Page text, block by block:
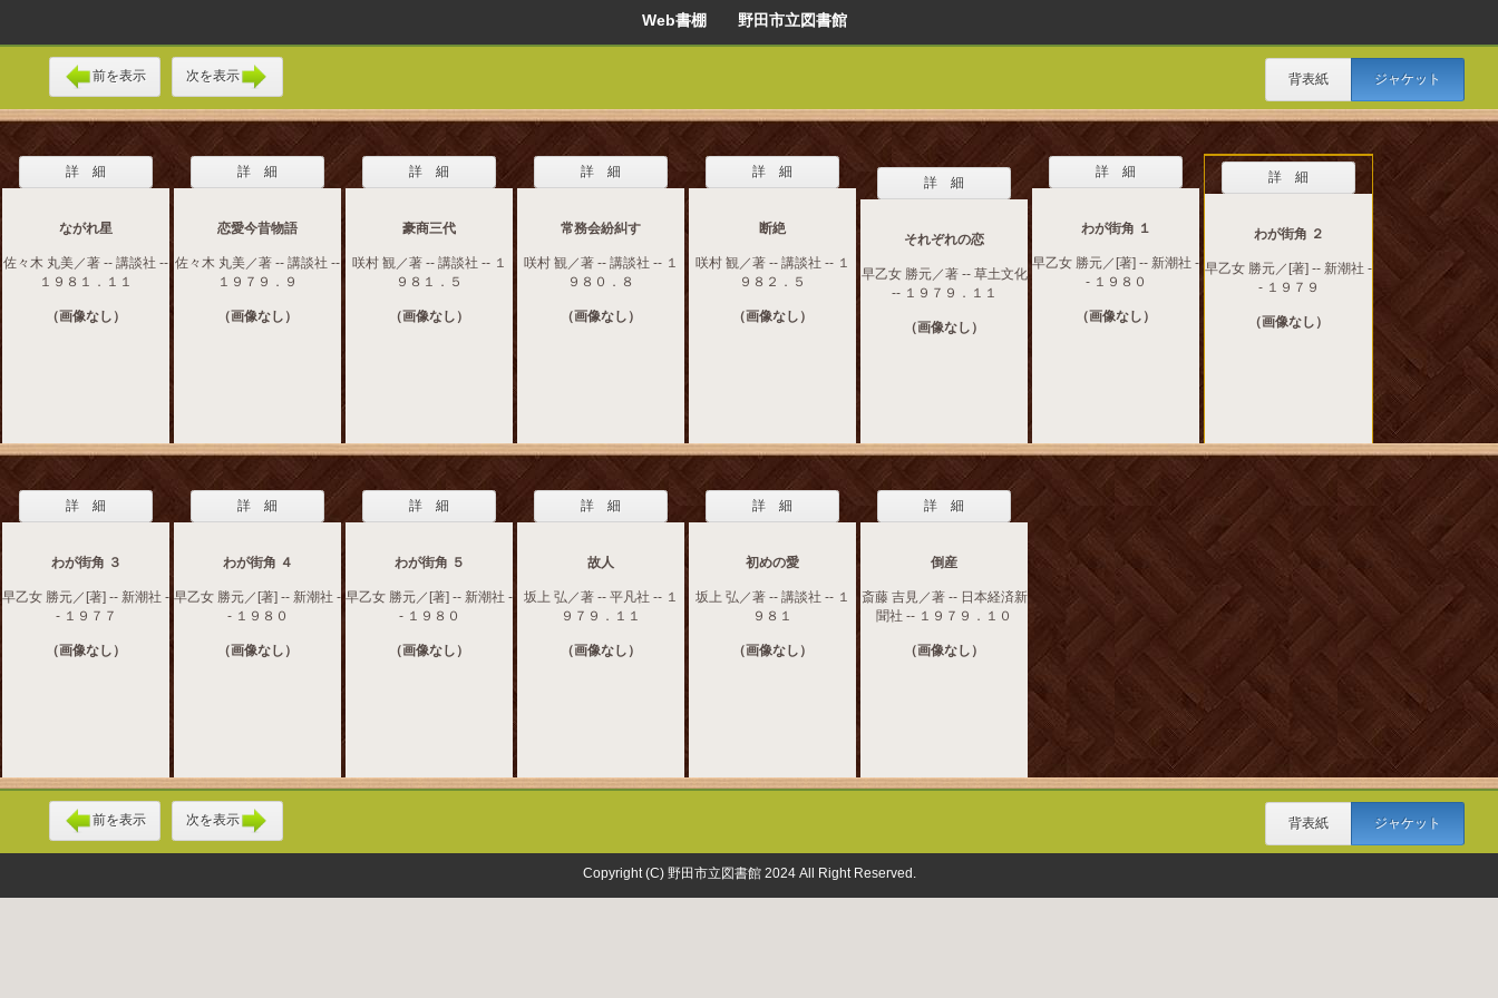
Web書棚 野田市立図書館
前を表示 次を表示 背表紙 ジャケット
詳 細
ながれ星
佐々木 丸美／著 -- 講談社 --
１９８１．１１
（画像なし）
詳 細
恋愛今昔物語
佐々木 丸美／著 -- 講談社 --
１９７９．９
（画像なし）
詳 細
豪商三代
咲村 観／著 -- 講談社 -- １
９８１．５
（画像なし）
詳 細
常務会紛糾す
咲村 観／著 -- 講談社 -- １
９８０．８
（画像なし）
詳 細
断絶
咲村 観／著 -- 講談社 -- １
９８２．５
（画像なし）
詳 細
それぞれの恋
早乙女 勝元／著 -- 草土文化
-- １９７９．１１
（画像なし）
詳 細
わが街角 １
早乙女 勝元／[著] -- 新潮社 -
- １９８０
（画像なし）
詳 細
わが街角 ２
早乙女 勝元／[著] -- 新潮社 -
- １９７９
（画像なし）
詳 細
わが街角 ３
早乙女 勝元／[著] -- 新潮社 -
- １９７７
（画像なし）
詳 細
わが街角 ４
早乙女 勝元／[著] -- 新潮社 -
- １９８０
（画像なし）
詳 細
わが街角 ５
早乙女 勝元／[著] -- 新潮社 -
- １９８０
（画像なし）
詳 細
故人
坂上 弘／著 -- 平凡社 -- １
９７９．１１
（画像なし）
詳 細
初めの愛
坂上 弘／著 -- 講談社 -- １
９８１
（画像なし）
詳 細
倒産
斎藤 吉見／著 -- 日本経済新
聞社 -- １９７９．１０
（画像なし）
前を表示 次を表示 背表紙 ジャケット
Copyright (C) 野田市立図書館 2024 All Right Reserved.